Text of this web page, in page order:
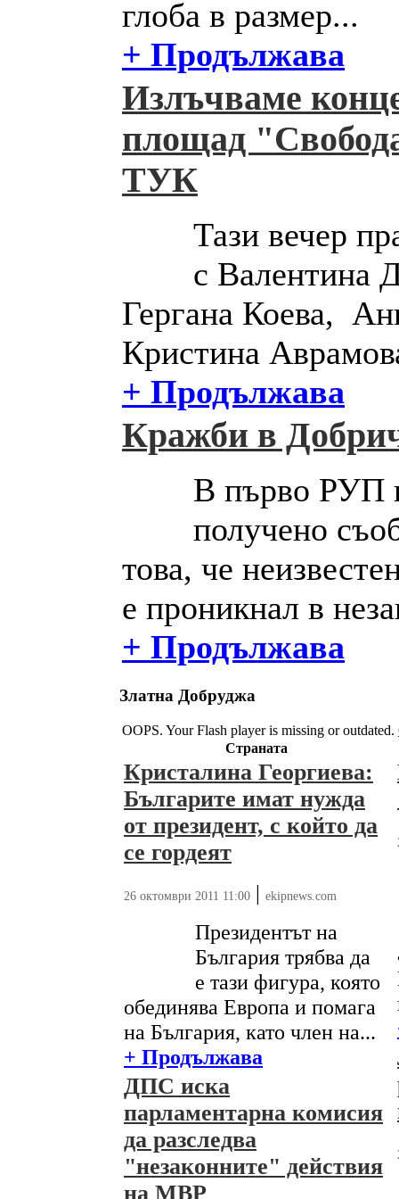
глоба в размер...
+ Продължава
Излъчваме
площад
ТУК
Тази вечер
с Валентина
Гергана Коева,
Кристина
+ Продължава
Кражби в
В първо РУП
получено
това, че
е проникнал в
+ Продължава
Златна Добруджа
OOPS. Your Flash player is missing or outdated.
Страната
Кристалина Георгиева:
Българите имат нужда
от президент, с който да
се гордеят
26 октомври 2011 11:00 | ekipnews.com
Президентът на
България трябва да
е тази фигура, която
обединява Европа и помага
на България, като член на...
+ Продължава
ДПС иска
парламентарна комисия
да разследва
"незаконните" действия
на МВР